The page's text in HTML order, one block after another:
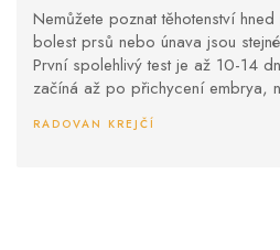
Nemůžete poznat těhotenství
bolest prsů nebo únava jsou
První spolehlivý test je až 10-14
začíná až po přichycení embrya,
RADOVAN KREJČÍ